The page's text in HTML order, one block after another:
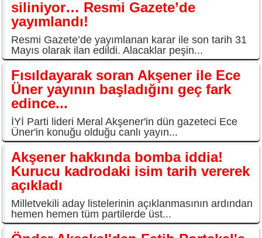
siliniyor… Resmi Gazete’de
yayımlandı!
Resmi Gazete’de yayımlanan karar ile son tarih 31
Mayıs olarak ilan edildi. Alacaklar peşin...
Fısıldayarak soran Akşener ile Ece
Üner yayının başladığını geç fark
edince...
İYİ Parti lideri Meral Akşener'in dün gazeteci Ece
Üner'in konuğu olduğu canlı yayın...
Akşener hakkında bomba iddia!
Kurucu kadrodaki isim tarih vererek
açıkladı
Milletvekili aday listelerinin açıklanmasının ardından
hemen hemen tüm partilerde üst...